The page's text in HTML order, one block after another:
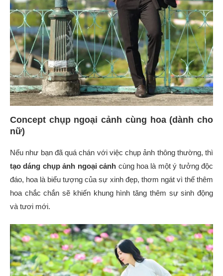
Concept chụp ngoại cảnh cùng hoa (dành cho
nữ)
Nếu như bạn đã quá chán với việc chụp ảnh thông thường, thì
tạo dáng chụp ảnh ngoại cảnh cùng hoa là một ý tưởng độc
đáo, hoa là biểu tượng của sự xinh đẹp, thơm ngát vì thế thêm
hoa chắc chắn sẽ khiến khung hình tăng thêm sự sinh động
và tươi mới.